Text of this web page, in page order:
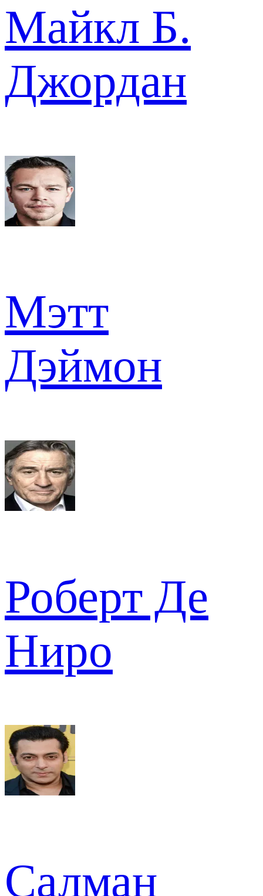
Майкл Б.
Джордан
Мэтт
Дэймон
Роберт Де
Ниро
Салман